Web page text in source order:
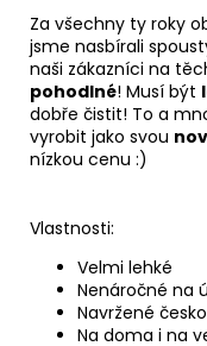
Za všechny ty roky
jsme nasbírali
naši zákazníci na
pohodlné! Musí být
dobře čistit! To a
vyrobit jako svou
nízkou cenu :)
Vlastnosti:
Velmi lehké
Nenáročné na
Navržené
Na doma i na